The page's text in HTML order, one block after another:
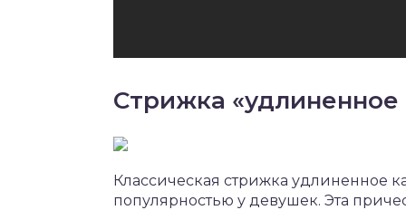
Стрижка «удлиненное
Классическая стрижка удлиненное
популярностью у девушек. Эта